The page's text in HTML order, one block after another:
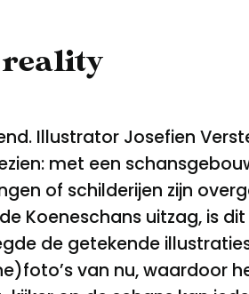
reality
Illustrator Josefien
met een
of schilderijen zijn
Koeneschans uitzag, is
de getekende
van nu, waardoor